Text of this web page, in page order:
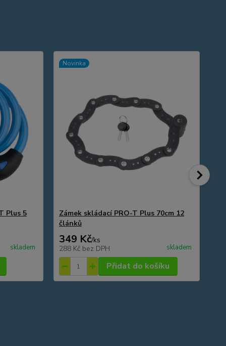
Plus 5
skladem
Novinka
Zámek skládací PRO-T Plus 70cm 12
článků
349 Kč/ks
288 Kč bez DPH skladem
Přidat do košíku